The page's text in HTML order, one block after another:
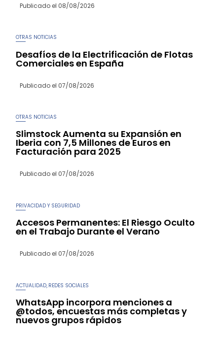
Publicado el 08/08/2026
OTRAS NOTICIAS
Desafíos de la Electrificación de Flotas
Comerciales en España
Publicado el 07/08/2026
OTRAS NOTICIAS
Slimstock Aumenta su Expansión en
Iberia con 7,5 Millones de Euros en
Facturación para 2025
Publicado el 07/08/2026
PRIVACIDAD Y SEGURIDAD
Accesos Permanentes: El Riesgo Oculto
en el Trabajo Durante el Verano
Publicado el 07/08/2026
ACTUALIDAD REDES SOCIALES
WhatsApp incorpora menciones a
@todos, encuestas más completas y
nuevos grupos rápidos